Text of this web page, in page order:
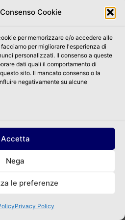
Cookie
per memorizzare e/o accedere alle
per migliorare l'esperienza di
personalizzati. Il consenso a queste
dati quali il comportamento di
sito. Il mancato consenso o la
negativamente su alcune
Accetta
Nega
le preferenze
Privacy Policy
MZ Libri |